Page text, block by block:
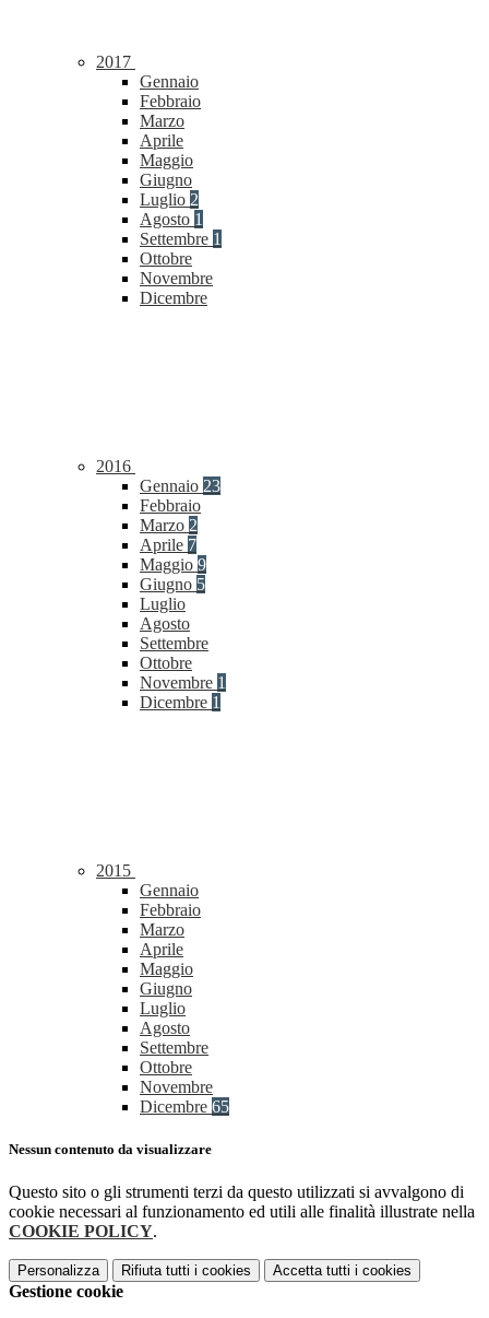
2017
Gennaio
Febbraio
Marzo
Aprile
Maggio
Giugno
Luglio 2
Agosto 1
Settembre 1
Ottobre
Novembre
Dicembre
2016
Gennaio 23
Febbraio
Marzo 2
Aprile 7
Maggio 9
Giugno 5
Luglio
Agosto
Settembre
Ottobre
Novembre 1
Dicembre 1
2015
Gennaio
Febbraio
Marzo
Aprile
Maggio
Giugno
Luglio
Agosto
Settembre
Ottobre
Novembre
Dicembre 65
Nessun contenuto da visualizzare
Questo sito o gli strumenti terzi da questo utilizzati si avvalgono di
cookie necessari al funzionamento ed utili alle finalità illustrate nella
COOKIE POLICY.
Personalizza Rifiuta tutti i cookies Accetta tutti i cookies
Gestione cookie